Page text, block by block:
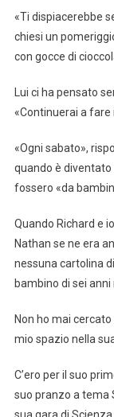
«Ti dispiacerebbe
chiesi un
con gocce di
Lui ci ha pensato
«Continuerai a fare
«Ogni sabato»,
quando è
fossero «da
Quando Richard e
Nathan se ne era
nessuna cartolina
bambino di sei
Non ho mai
mio spazio nella
C’ero per il suo
suo pranzo a tema